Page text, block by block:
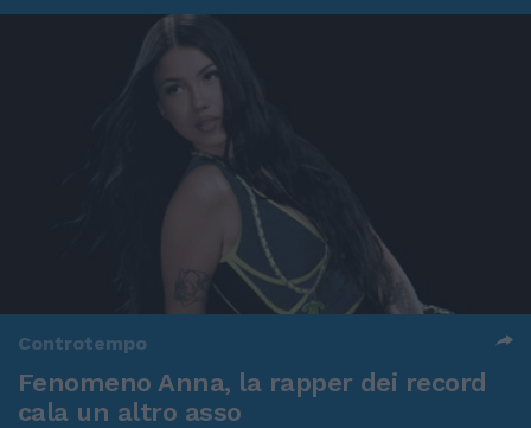
Controtempo
Fenomeno Anna, la rapper dei record
cala un altro asso